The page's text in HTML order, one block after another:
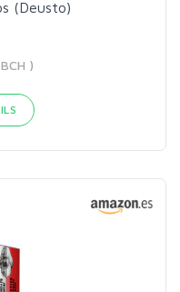
(Deusto)
)